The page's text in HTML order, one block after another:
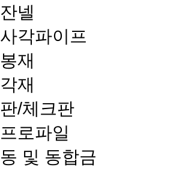
잔넬
사각파이프
봉재
각재
판/체크판
프로파일
동 및 동합금